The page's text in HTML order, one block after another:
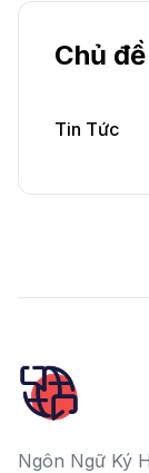
Chủ đề
Tin Tức
Ngôn Ngữ Ký